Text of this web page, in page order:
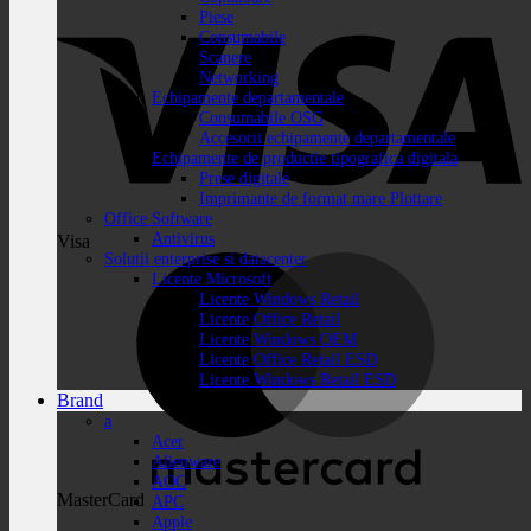
Visa
MasterCard
Piese
Consumabile
Scanere
Networking
Echipamente departamentale
Consumabile OSG
Accesorii echipamente departamentale
Echipamente de productie tipografica digitala
Prese digitale
Imprimante de format mare Plottare
Office Software
Antivirus
Solutii enterprise si datacenter
Licente Microsoft
Licente Windows Retail
Licente Office Retail
Licente Windows OEM
Licente Office Retail ESD
Licente Windows Retail ESD
Brand
a
Acer
Alienware
AOC
APC
Apple